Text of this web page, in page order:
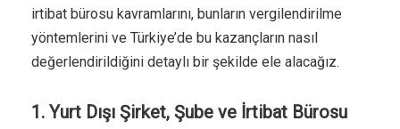
irtibat bürosu kavramlarını, bunların vergilendirilme
yöntemlerini ve Türkiye’de bu kazançların nasıl
değerlendirildiğini detaylı bir şekilde ele alacağız.
1. Yurt Dışı Şirket, Şube ve İrtibat Bürosu